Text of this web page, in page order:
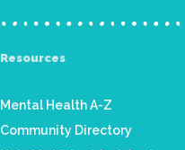
Resources
Mental Health A-Z
Community Directory